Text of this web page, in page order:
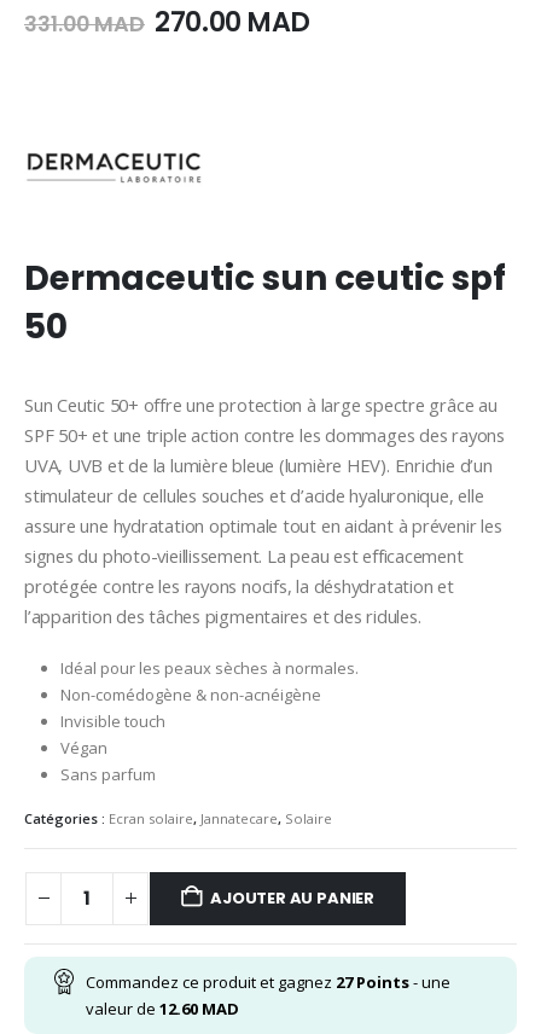
331.00MAD Le
MAD.
270.00 MADLe
Dermaceutic sun ceutic spf
50
Sun Ceutic 50+ offre une protection à large spectre grâce au
SPF 50+ et une triple action contre les dommages des rayons
UVA, UVB et de la lumière bleue (lumière HEV). Enrichie d’un
stimulateur de cellules souches et d’acide hyaluronique, elle
assure une hydratation optimale tout en aidant à prévenir les
signes du photo-vieillissement. La peau est efficacement
protégée contre les rayons nocifs, la déshydratation et
l’apparition des tâches pigmentaires et des ridules.
Idéal pour les peaux sèches à normales.
Non-comédogène & non-acnéigène
Invisible touch
Végan
Sans parfum
Catégories : Ecran solaire, Jannatecare, Solaire
AJOUTER AU PANIER
Commandez ce produit et gagnez 27Points- une
valeur de 12.60 MAD